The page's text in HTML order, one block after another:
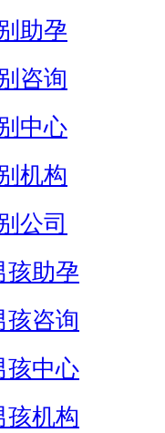
助孕
咨询
中心
机构
公司
孩助孕
孩咨询
孩中心
孩机构